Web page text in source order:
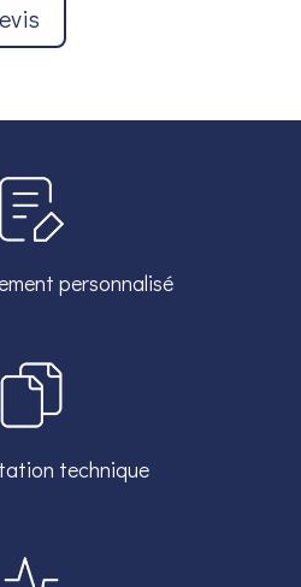
personnalisé
technique